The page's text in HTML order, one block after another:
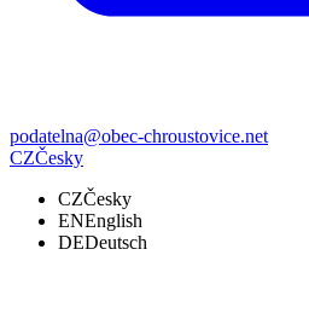
podatelna@obec-chroustovice.net
CZČesky
CZČesky
ENEnglish
DEDeutsch